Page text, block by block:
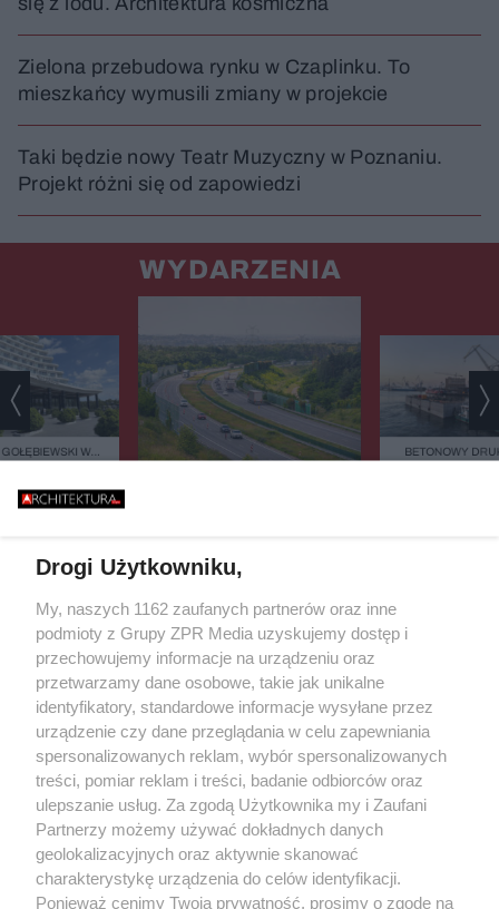
Zielona przebudowa rynku w Czaplinku. To
mieszkańcy wymusili zmiany w projekcie
Taki będzie nowy Teatr Muzyczny w Poznaniu.
Projekt różni się od zapowiedzi
WYDARZENIA
W
BETONOWY
Żaden utwór zamieszczony w serwisie nie może być powielany i
rozpowszechniany lub dalej rozpowszechniany w jakikolwiek sposób (w
tym także elektroniczny lub mechaniczny) na jakimkolwiek polu
eksploatacji w jakiejkolwiek formie, włącznie z umieszczaniem w
Internecie bez pisemnej zgody właściciela praw. Jakiekolwiek użycie lub
wykorzystanie utworów w całości lub w części z naruszeniem prawa, tzn.
bez właściwej zgody, jest zabronione pod groźbą kary i może być ścigane
prawnie.
O nas
Drogi Użytkowniku,
My, naszych 1162 zaufanych partnerów oraz inne
podmioty z Grupy ZPR Media uzyskujemy dostęp i
przechowujemy informacje na urządzeniu oraz
przetwarzamy dane osobowe, takie jak unikalne
identyfikatory, standardowe informacje wysyłane przez
urządzenie czy dane przeglądania w celu zapewniania
spersonalizowanych reklam, wybór spersonalizowanych
treści, pomiar reklam i treści, badanie odbiorców oraz
ulepszanie usług. Za zgodą Użytkownika my i Zaufani
Partnerzy możemy używać dokładnych danych
geolokalizacyjnych oraz aktywnie skanować
charakterystykę urządzenia do celów identyfikacji.
Ponieważ cenimy Twoją prywatność, prosimy o zgodę na